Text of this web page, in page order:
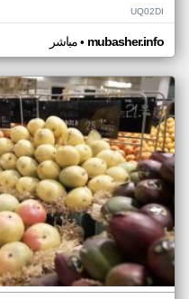
UQ02DI
مباشر• mubasher.info